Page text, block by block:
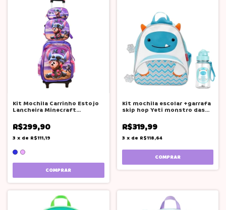
Kit Mochila Carrinho Estojo
Lancheira Minecraft
R$299,90
3 x de R$111,19
COMPRAR
Kit mochila escolar +garrafa
skip hop Yeti monstro das
R$319,99
3 x de R$118,64